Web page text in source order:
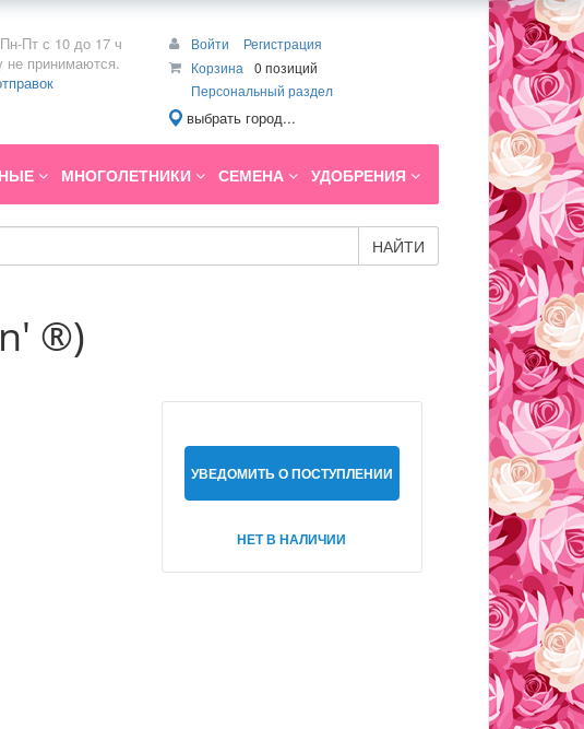
Пт с 10 до 17 ч
не принимаются.
Войти
Регистрация
Корзина
0 позиций
Персональный раздел
выбрать город...
МНОГОЛЕТНИКИ СЕМЕНА УДОБРЕНИЯ
НАЙТИ
®)
УВЕДОМИТЬ О ПОСТУПЛЕНИИ
НЕТ В НАЛИЧИИ